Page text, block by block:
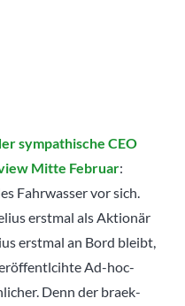
sympathische CEO
Mitte Februar:
Fahrwasser vor sich.
erstmal als Aktionär
erstmal an Bord bleibt,
Ad-hoc-
Denn der braek-